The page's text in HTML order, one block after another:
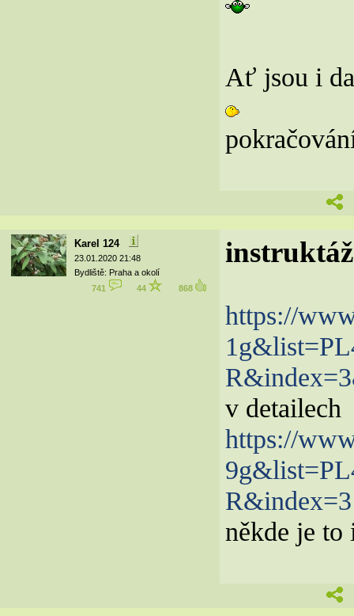
Ať jsou i
Karel 124
23.01.2020 21:48
Bydliště: Praha a okolí
741
44 868
https://
v detailech
https://
R&index=3
někde je to